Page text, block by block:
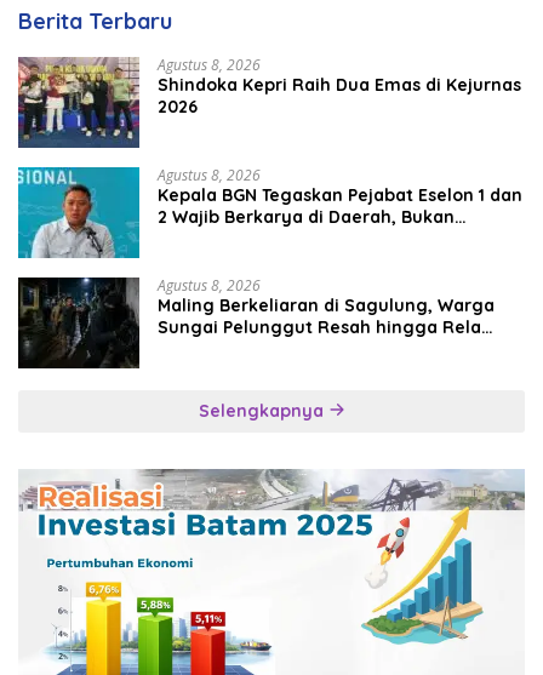
Berita Terbaru
Agustus 8, 2026
Shindoka Kepri Raih Dua Emas di Kejurnas
2026
Agustus 8, 2026
Kepala BGN Tegaskan Pejabat Eselon 1 dan
2 Wajib Berkarya di Daerah, Bukan
Agustus 8, 2026
Maling Berkeliaran di Sagulung, Warga
Sungai Pelunggut Resah hingga Rela
Selengkapnya